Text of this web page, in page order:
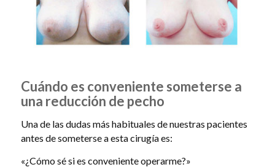
Cuándo es conveniente someterse a
una reducción de pecho
Una de las dudas más habituales de nuestras pacientes
antes de someterse a esta cirugía es:
«¿Cómo sé si es conveniente operarme?»